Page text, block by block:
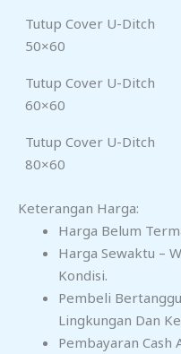
Tutup Cover U-Ditch
50×60
Tutup Cover U-Ditch
60×60
Tutup Cover U-Ditch
80×60
Keterangan Harga:
Harga Belum
Harga Sewaktu –
Kondisi.
Pembeli
Lingkungan Dan
Pembayaran Cash